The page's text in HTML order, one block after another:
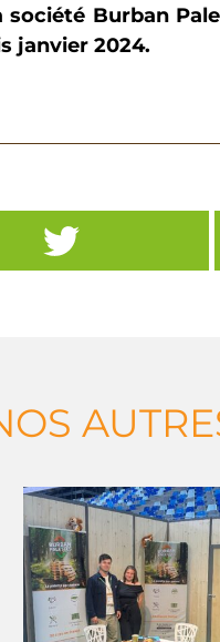
société Burban
janvier 2024.